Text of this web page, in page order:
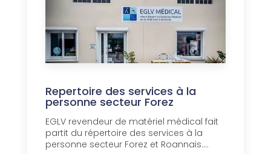
Repertoire des services à la
personne secteur Forez
EGLV revendeur de matériel médical fait
partit du répertoire des services à la
personne secteur Forez et Roannais....